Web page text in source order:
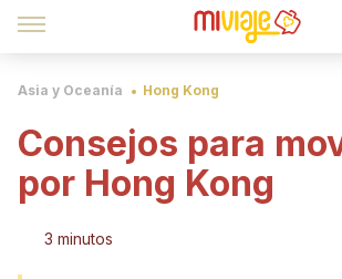
Asia y Oceanía Hong Kong
Consejos para
por Hong Kong
3 minutos